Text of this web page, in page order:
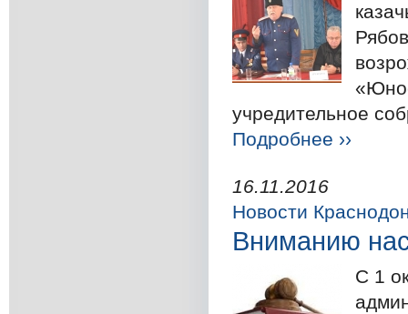
учредительное
Подробнее ››
16.11.2016
Новости
Вниманию
С 1